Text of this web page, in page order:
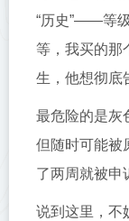
“历史”——等
等，我买的那
生，他想彻底
最危险的是灰
但随时可能被
了两周就被申
说到这里，不